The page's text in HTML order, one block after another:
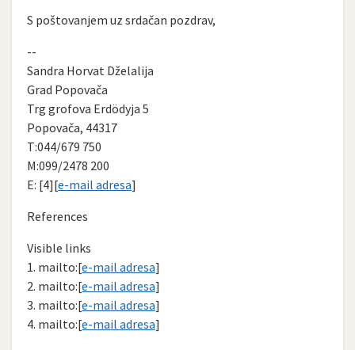
S poštovanjem uz srdačan pozdrav,
--
Sandra Horvat Dželalija
Grad Popovača
Trg grofova Erdödyja 5
Popovača, 44317
T:044/679 750
M:099/2478 200
E: [4][e-mail adresa]
References
Visible links
1. mailto:[e-mail adresa]
2. mailto:[e-mail adresa]
3. mailto:[e-mail adresa]
4. mailto:[e-mail adresa]